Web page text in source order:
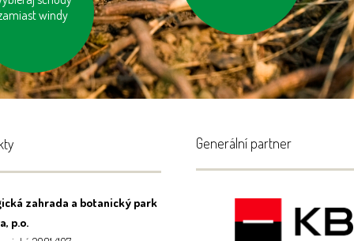
windy
w produktac
zahrada a botanický park
p.o.
Generální partner